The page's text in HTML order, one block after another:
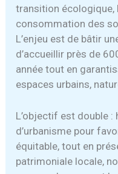
transition écologique,
consommation des
L’enjeu est de bâtir
d’accueillir près de
année tout en
espaces urbains,
L’objectif est double
d’urbanisme pour
équitable, tout en
patrimoniale locale,